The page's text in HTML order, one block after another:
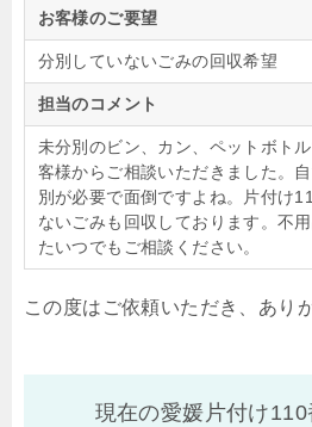
お客様のご要望
分別していないごみの回収希望
担当のコメント
未分別のビン、カン、ペットボト
客様からご相談いただきました。
別が必要で面倒ですよね。片付け
ないごみも回収しております。不
たいつでもご相談ください。
この度はご依頼いただき、あり
現在の愛媛片付け